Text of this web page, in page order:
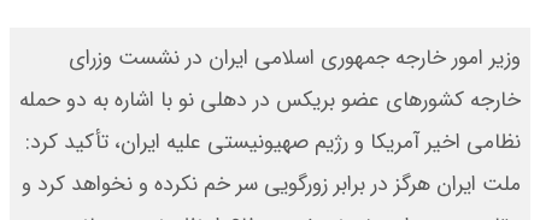
مرداد ۱۴۰۵ / قیمت چانگان چند؟ +
جدول
وزیر امور خارجه جمهوری اسلامی ایران در نشست وزرای
خارجه کشورهای عضو بریکس در دهلی نو با اشاره به دو حمله
نظامی اخیر آمریکا و رژیم صهیونیستی علیه ایران، تأکید کرد:
ملت ایران هرگز در برابر زورگویی سر خم نکرده و نخواهد کرد و